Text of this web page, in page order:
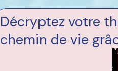
Décryptez votre
chemin de vie